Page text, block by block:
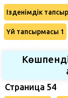
Ізденімдік
Үй тапсырмасы 1
Страница 54